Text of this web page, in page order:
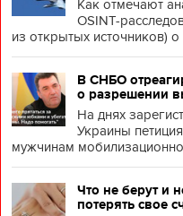
Как отмечают
OSINT-
из открытых источников) о
В СНБО
о разрешении
На днях
Украины
мужчинам
Что не берут и
потерять свое